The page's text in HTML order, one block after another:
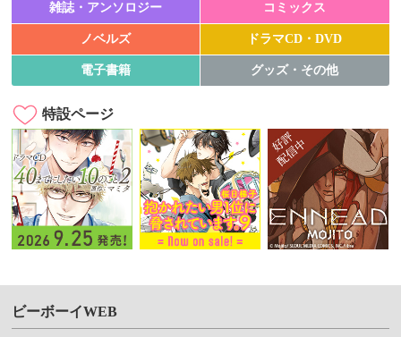
雑誌・アンソロジー コミックス
ノベルズ ドラマCD・DVD
電子書籍 グッズ・その他
特設ページ
ビーボーイWEB